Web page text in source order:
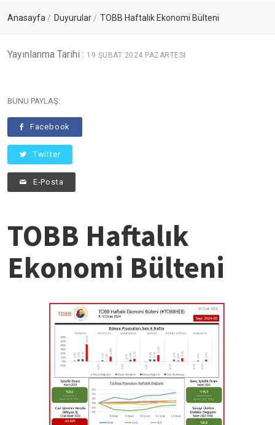
Anasayfa Duyurular TOBB Haftalık Ekonomi Bülteni
Yayınlanma Tarihi : 19 ŞUBAT 2024 PAZARTESI
BUNU PAYLAŞ:
Facebook
Twitter
E-Posta
TOBB Haftalık
Ekonomi Bülteni